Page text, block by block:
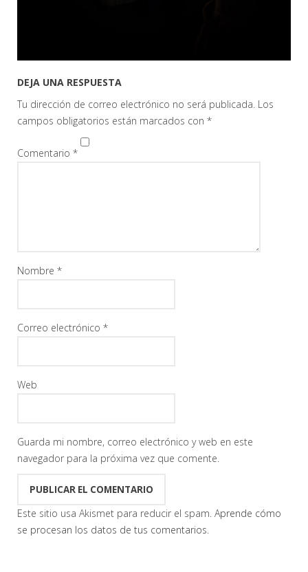
DEJA UNA RESPUESTA
Tu dirección de correo electrónico no será publicada. Los
campos obligatorios están marcados con *
Comentario *
Nombre *
Correo electrónico *
Web
Guarda mi nombre, correo electrónico y web en este
navegador para la próxima vez que comente.
Este sitio usa Akismet para reducir el spam. Aprende cómo
se procesan los datos de tus comentarios.